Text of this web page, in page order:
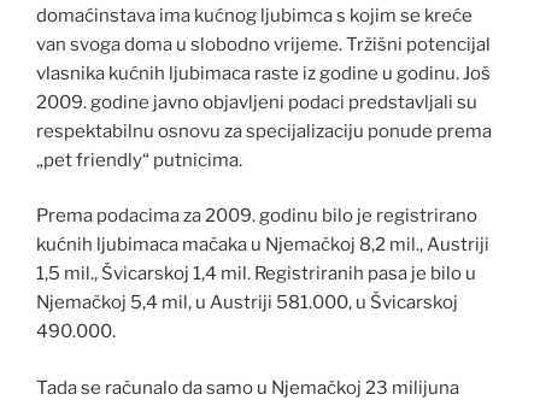
domaćinstava ima kućnog ljubimca s kojim se kreće
van svoga doma u slobodno vrijeme. Tržišni potencijal
vlasnika kućnih ljubimaca raste iz godine u godinu. Još
2009. godine javno objavljeni podaci predstavljali su
respektabilnu osnovu za specijalizaciju ponude prema
„pet friendly“ putnicima.
Prema podacima za 2009. godinu bilo je registrirano
kućnih ljubimaca mačaka u Njemačkoj 8,2 mil., Austriji
1,5 mil., Švicarskoj 1,4 mil. Registriranih pasa je bilo u
Njemačkoj 5,4 mil, u Austriji 581.000, u Švicarskoj
490.000.
Tada se računalo da samo u Njemačkoj 23 milijuna